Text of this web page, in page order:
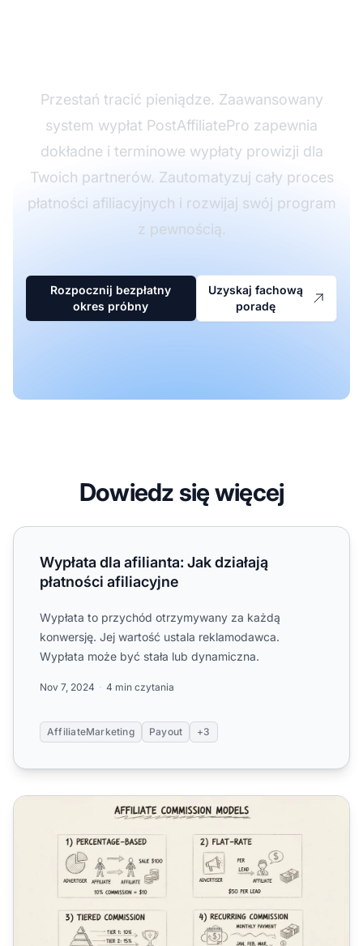
Przestań tracić pieniądze. Zaawansowany
system wypłat PostAffiliatePro zapewnia
dokładne i terminowe wypłaty prowizji dla
Twoich partnerów. Zautomatyzuj cały proces
płatności afiliacyjnych i rozwijaj swój program
z pewnością.
Rozpocznij bezpłatny
okres próbny
Uzyskaj fachową
poradę
Dowiedz się więcej
Wypłata dla afilianta: Jak działają płatności afiliacyjne
Wypłata dla afilianta: Jak działają
płatności afiliacyjne
Wypłata to przychód otrzymywany za każdą
konwersję. Jej wartość ustala reklamodawca.
Wypłata może być stała lub dynamiczna.
Nov 7, 2024 4 min czytania
AffiliateMarketing Payout +3
Czym jest prowizja w marketingu afiliacyjnym?